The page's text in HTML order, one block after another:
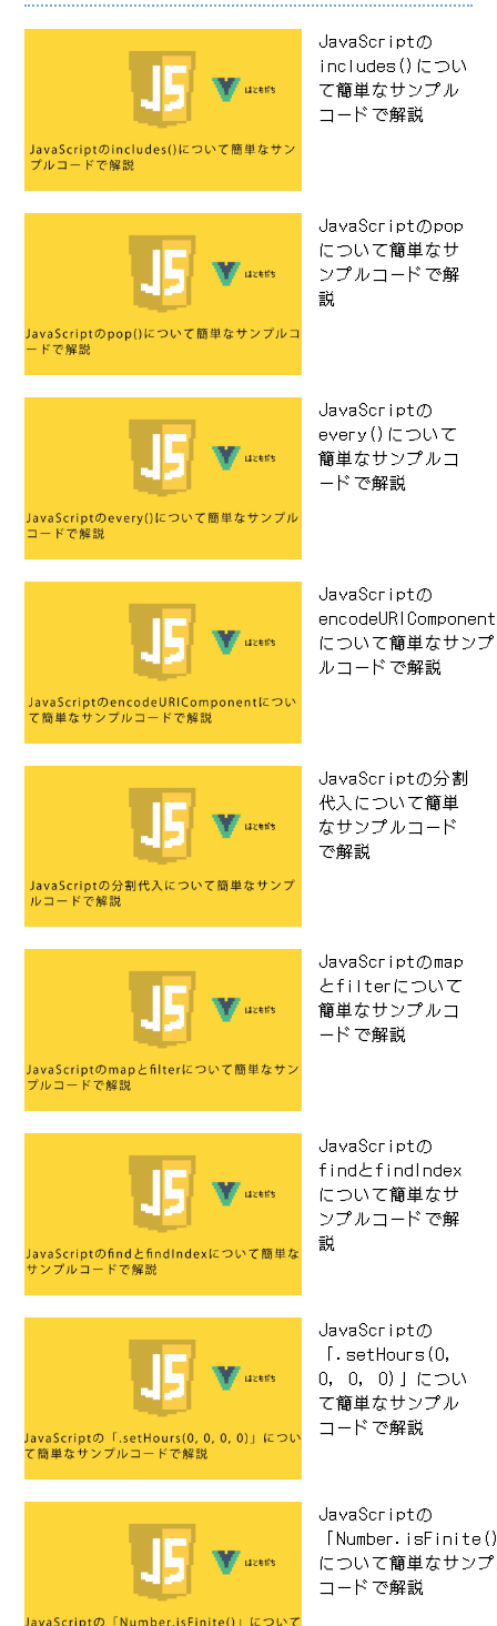
JavaScriptの
includes()につい
て簡単なサンプル
コードで解説
JavaScriptのpop
について簡単なサ
ンプルコードで解
説
JavaScriptの
every()について
簡単なサンプルコ
ードで解説
JavaScriptの
encodeURIComponent
について簡単なサンプ
ルコードで解説
JavaScriptの分割
代入について簡単
なサンプルコード
で解説
JavaScriptのmap
とfilterについて
簡単なサンプルコ
ードで解説
JavaScriptの
findとfindIndex
について簡単なサ
ンプルコードで解
説
JavaScriptの
「.setHours(0,
0, 0, 0)」につい
て簡単なサンプル
コードで解説
JavaScriptの
「
について簡単なサン
コードで解説